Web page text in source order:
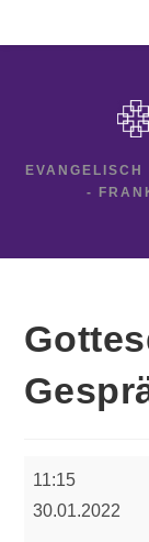
-
11:15
30.01.2022